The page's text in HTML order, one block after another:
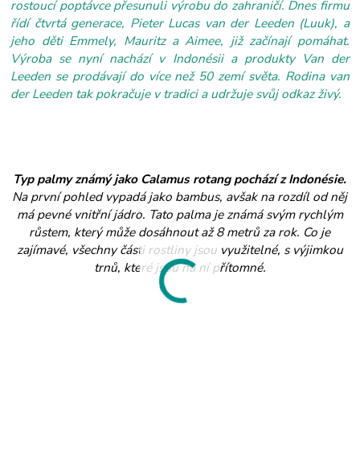
rostoucí poptávce přesunuli výrobu do zahraničí. Dnes firmu
řídí čtvrtá generace, Pieter Lucas van der Leeden (Luuk), a
jeho děti Emmely, Mauritz a Aimee, již začínají pomáhat.
Výroba se nyní nachází v Indonésii a produkty Van der
Leeden se prodávají do více než 50 zemí světa. Rodina van
der Leeden tak pokračuje v tradici a udržuje svůj odkaz živý.
Typ palmy známý jako Calamus rotang pochází z Indonésie.
Na první pohled vypadá jako bambus, avšak na rozdíl od něj
má pevné vnitřní jádro. Tato palma je známá svým rychlým
růstem, který může dosáhnout až 8 metrů za rok. Co je
zajímavé, všechny části rostliny jsou využitelné, s výjimkou
trnů, které jsou na ní přítomné.